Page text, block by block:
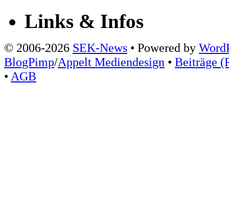
Links & Infos
© 2006-2026 SEK-News • Powered by
BlogPimp/Appelt Mediendesign • Beiträge
• AGB